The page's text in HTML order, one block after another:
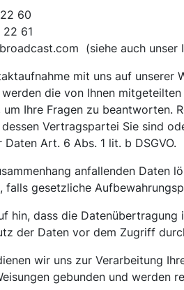
60
61
(siehe auch unser
mit uns auf
die von Ihnen
Ihre Fragen zu beantworten.
Vertragspartei Sie sind
Art. 6 Abs. 1 lit. b DSGVO.
anfallenden Daten
falls gesetzliche
hin, dass die
der Daten vor dem Zugriff
wir uns zur Verarbeitung
gebunden und werden